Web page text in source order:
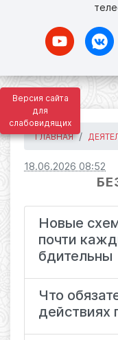
Версия сайта
для
слабовидящих
ГЛАВНАЯ
18.06.2026 08:52
️Новые
почти
бдительны
Что
действиях